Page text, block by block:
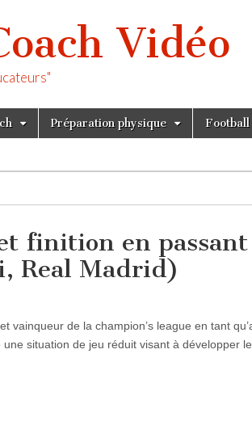
Vidéo
Préparation physique Football
finition en
Real Madrid)
vainqueur de la champion’s league en tant
situation de jeu réduit visant à développer